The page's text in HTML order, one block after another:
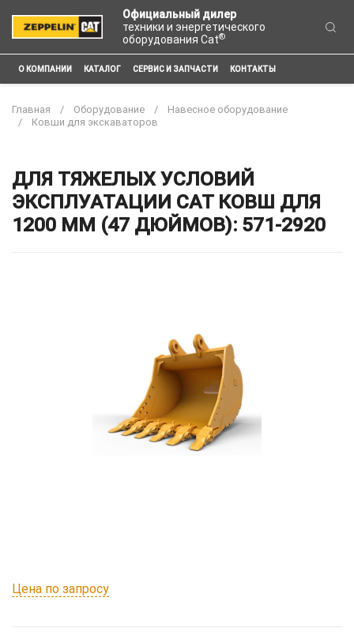
Официальный дилер
техники и энергетического
оборудования Cat®
О КОМПАНИИ КАТАЛОГ СЕРВИС И ЗАПЧАСТИ КОНТАКТЫ
Главная Оборудование
Навесное оборудование
Ковши для экскаваторов
ДЛЯ ТЯЖЕЛЫХ УСЛОВИЙ
ЭКСПЛУАТАЦИИ CAT КОВШ ДЛЯ
1200 ММ (47 ДЮЙМОВ): 571-2920
Цена по запросу